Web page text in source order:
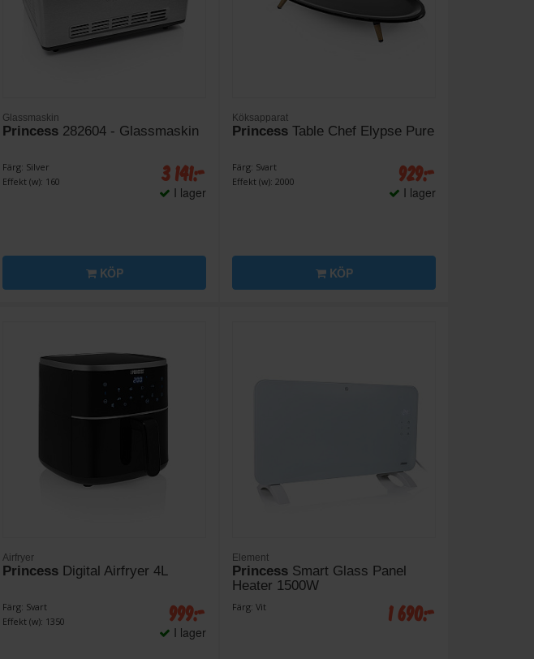
Glassmaskin
Princess 282604 - Glassmaskin
Färg: Silver
Effekt (w): 160
3 141:-
I lager
KÖP
Köksapparat
Princess Table Chef Elypse Pure
Färg: Svart
Effekt (w): 2000
929:-
I lager
KÖP
Airfryer
Princess Digital Airfryer 4L
Färg: Svart
Effekt (w): 1350
999:-
I lager
Element
Princess Smart Glass Panel
Heater 1500W
Färg: Vit 1 690:-